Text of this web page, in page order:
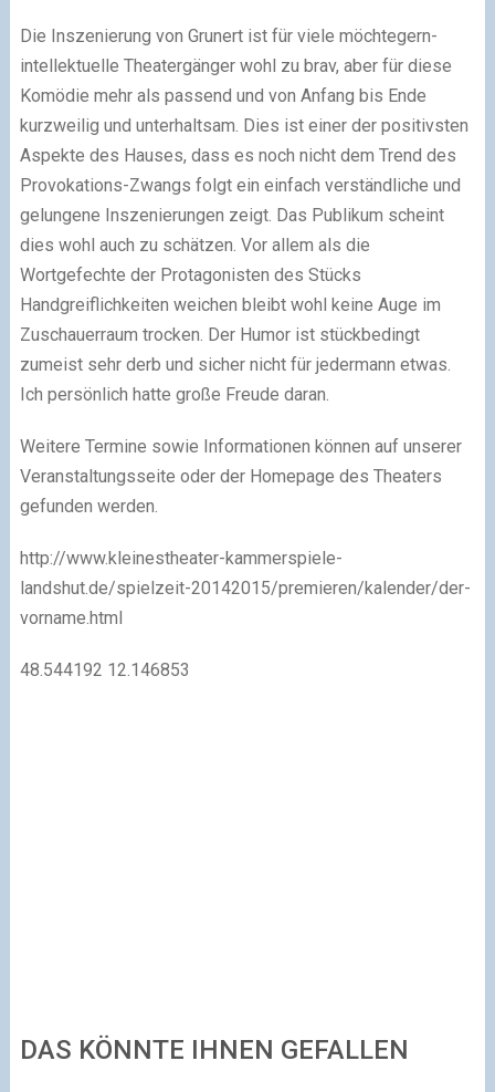
Die Inszenierung von Grunert ist für viele möchtegern-
intellektuelle Theatergänger wohl zu brav, aber für diese
Komödie mehr als passend und von Anfang bis Ende
kurzweilig und unterhaltsam. Dies ist einer der positivsten
Aspekte des Hauses, dass es noch nicht dem Trend des
Provokations-Zwangs folgt ein einfach verständliche und
gelungene Inszenierungen zeigt. Das Publikum scheint
dies wohl auch zu schätzen. Vor allem als die
Wortgefechte der Protagonisten des Stücks
Handgreiflichkeiten weichen bleibt wohl keine Auge im
Zuschauerraum trocken. Der Humor ist stückbedingt
zumeist sehr derb und sicher nicht für jedermann etwas.
Ich persönlich hatte große Freude daran.
Weitere Termine sowie Informationen können auf unserer
Veranstaltungsseite oder der Homepage des Theaters
gefunden werden.
http://www.kleinestheater-kammerspiele-
landshut.de/spielzeit-20142015/premieren/kalender/der-
vorname.html
48.544192 12.146853
DAS KÖNNTE IHNEN GEFALLEN